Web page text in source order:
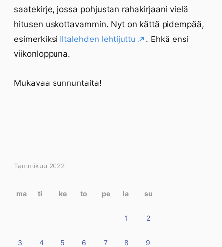
saatekirje, jossa pohjustan rahakirjaani vielä
hitusen uskottavammin. Nyt on kättä pidempää,
esimerkiksi Iltalehden lehtijuttu
. Ehkä ensi
viikonloppuna.
Mukavaa sunnuntaita!
Kirjoitukset
Tammikuu 2022
ma ti ke to pe la su
1 2
3 4 5 6 7 8 9